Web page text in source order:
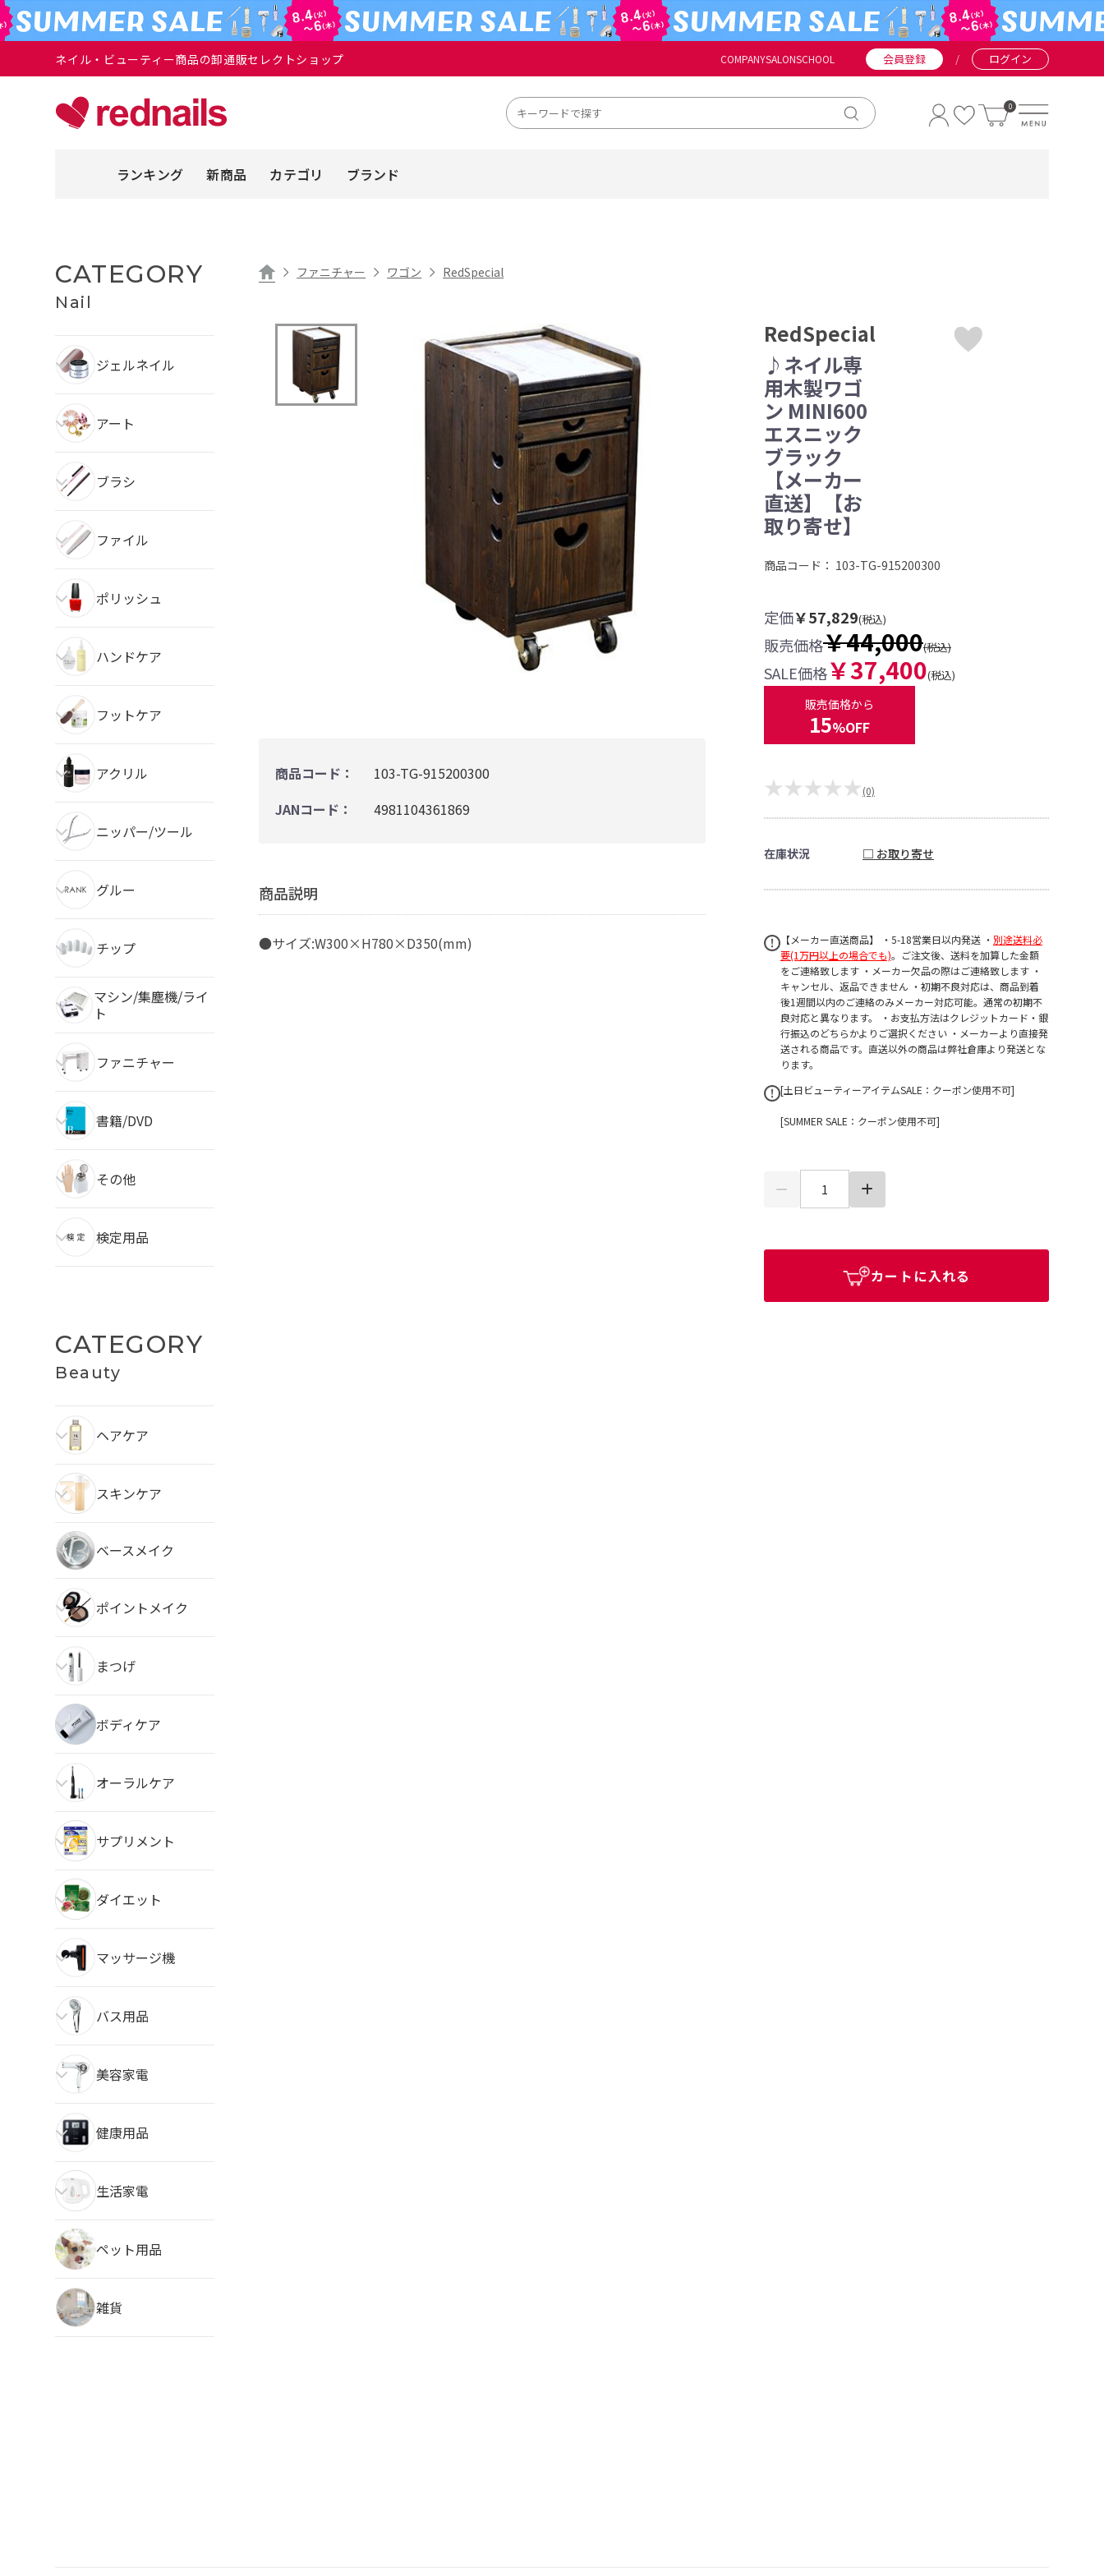
ネイル・ビューティー商品の卸通販セレクトショップ COMPANYSALONSCHOOL 会員登録 / ログイン
0
ランキング 新商品 カテゴリ ブランド
CATEGORY
Nail
ジェルネイル
アート
ブラシ
ファイル
ポリッシュ
ハンドケア
フットケア
アクリル
ニッパー/ツール
グルー
チップ
マシン/集塵機/ライ
ト
ファニチャー
書籍/DVD
その他
検定用品
CATEGORY
Beauty
ヘアケア
スキンケア
ベースメイク
ポイントメイク
まつげ
ボディケア
オーラルケア
サプリメント
ダイエット
マッサージ機
バス用品
美容家電
健康用品
生活家電
ペット用品
雑貨
ファニチャー ワゴン RedSpecial
商品コード：
103-TG-915200300
JANコード：
4981104361869
商品説明
●サイズ:W300×H780×D350(mm)
RedSpecial
♪ネイル専
用木製ワゴ
ン MINI600
エスニック
ブラック
【メーカー
直送】【お
取り寄せ】
商品コード： 103-TG-915200300
定価￥57,829(税込)
販売価格￥44,000(税込)
SALE価格￥37,400(税込)
販売価格から
15%OFF
★★★★★ (0)
在庫状況 □ お取り寄せ
【メーカー直送商品】 ・5-18営業日以内発送 ・ 別途送料必
要(1万円以上の場合でも)。ご注文後、送料を加算した金額
をご連絡致します ・メーカー欠品の際はご連絡致します ・
キャンセル、返品できません ・初期不良対応は、商品到着
後1週間以内のご連絡のみメーカー対応可能。通常の初期不
良対応と異なります。 ・お支払方法はクレジットカード・銀
行振込のどちらかよりご選択ください ・メーカーより直接発
送される商品です。直送以外の商品は弊社倉庫より発送とな
ります。
[土日ビューティーアイテムSALE：クーポン使用不可]
[SUMMER SALE：クーポン使用不可]
カートに入れる